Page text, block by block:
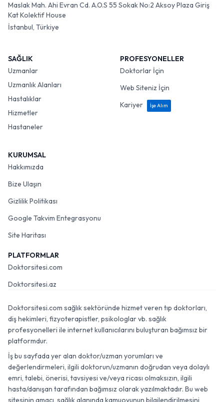
Maslak Mah. Ahi Evran Cd. A.O.S 55 Sokak No:2 Aksoy Plaza Giriş
Kat Kolektif House
İstanbul, Türkiye
SAĞLIK
Uzmanlar
Uzmanlık Alanları
Hastalıklar
Hizmetler
Hastaneler
PROFESYONELLER
Doktorlar İçin
Web Siteniz İçin
Kariyer
İşe Alım
KURUMSAL
Hakkımızda
Bize Ulaşın
Gizlilik Politikası
Google Takvim Entegrasyonu
Site Haritası
PLATFORMLAR
Doktorsitesi.com
Doktorsitesi.az
Doktorsitesi.com sağlık sektöründe hizmet veren tıp doktorları,
diş hekimleri, fizyoterapistler, psikologlar vb. sağlık
profesyonelleri ile internet kullanıcılarını buluşturan bağımsız bir
platformdur.
İş bu sayfada yer alan doktor/uzman yorumları ve
değerlendirmeleri, ilgili doktorun/uzmanın doğrudan veya dolaylı
emri, talebi, önerisi, tavsiyesi ve/veya ricası olmaksızın, ilgili
hasta/danışan tarafından bağımsız olarak yazılmaktadır. Bu web
sitesinin amacı, sağlık alanında kamuoyunun bilgilendirilmesini